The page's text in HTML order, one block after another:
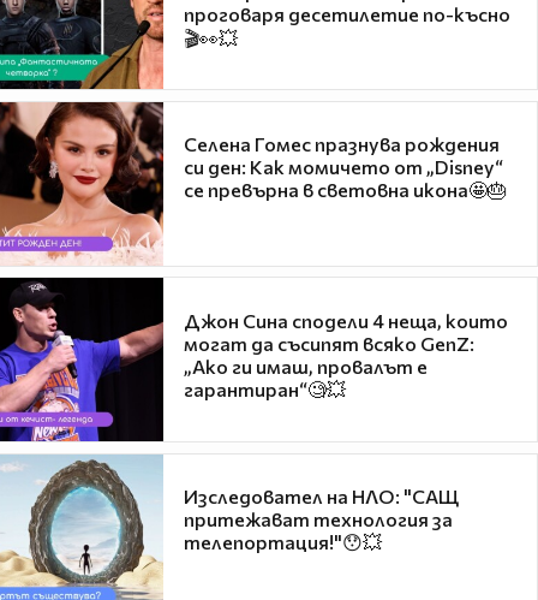
проговаря десетилетие по-късно
🎬👀💥
Селена Гомес празнува рождения
си ден: Как момичето от „Disney“
се превърна в световна икона🤩🎂
Джон Сина сподели 4 неща, които
могат да съсипят всяко GenZ:
„Ако ги имаш, провалът е
гарантиран“🧐💥
Изследовател на НЛО: "САЩ
притежават технология за
телепортация!"😯💥